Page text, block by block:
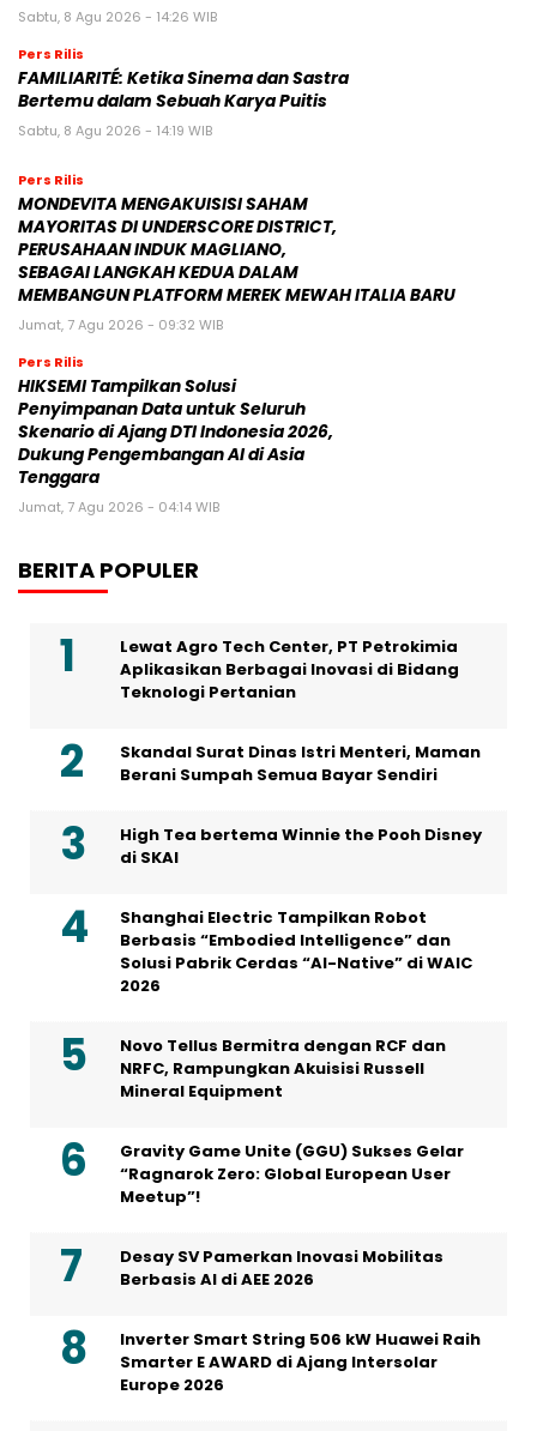
Sabtu, 8 Agu 2026 - 14:26 WIB
Pers Rilis
FAMILIARITÉ: Ketika Sinema dan Sastra
Bertemu dalam Sebuah Karya Puitis
Sabtu, 8 Agu 2026 - 14:19 WIB
Pers Rilis
MONDEVITA MENGAKUISISI SAHAM
MAYORITAS DI UNDERSCORE DISTRICT,
PERUSAHAAN INDUK MAGLIANO,
SEBAGAI LANGKAH KEDUA DALAM
MEMBANGUN PLATFORM MEREK MEWAH ITALIA BARU
Jumat, 7 Agu 2026 - 09:32 WIB
Pers Rilis
HIKSEMI Tampilkan Solusi
Penyimpanan Data untuk Seluruh
Skenario di Ajang DTI Indonesia 2026,
Dukung Pengembangan AI di Asia
Tenggara
Jumat, 7 Agu 2026 - 04:14 WIB
BERITA POPULER
Lewat Agro Tech Center, PT Petrokimia
Aplikasikan Berbagai Inovasi di Bidang
Teknologi Pertanian
Skandal Surat Dinas Istri Menteri, Maman
Berani Sumpah Semua Bayar Sendiri
High Tea bertema Winnie the Pooh Disney
di SKAI
Shanghai Electric Tampilkan Robot
Berbasis “Embodied Intelligence” dan
Solusi Pabrik Cerdas “AI-Native” di WAIC
2026
Novo Tellus Bermitra dengan RCF dan
NRFC, Rampungkan Akuisisi Russell
Mineral Equipment
Gravity Game Unite (GGU) Sukses Gelar
“Ragnarok Zero: Global European User
Meetup”!
Desay SV Pamerkan Inovasi Mobilitas
Berbasis AI di AEE 2026
Inverter Smart String 506 kW Huawei Raih
Smarter E AWARD di Ajang Intersolar
Europe 2026